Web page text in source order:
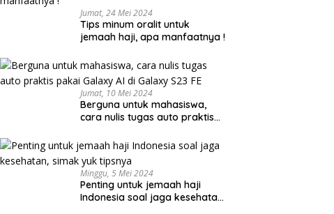
Jumat, 24 Mei 2024
Tips minum oralit untuk
jemaah haji, apa manfaatnya !
Jumat, 10 Mei 2024
Berguna untuk mahasiswa,
cara nulis tugas auto praktis
FE
Minggu, 5 Mei 2024
Penting untuk jemaah haji
Indonesia soal jaga kesehatan,